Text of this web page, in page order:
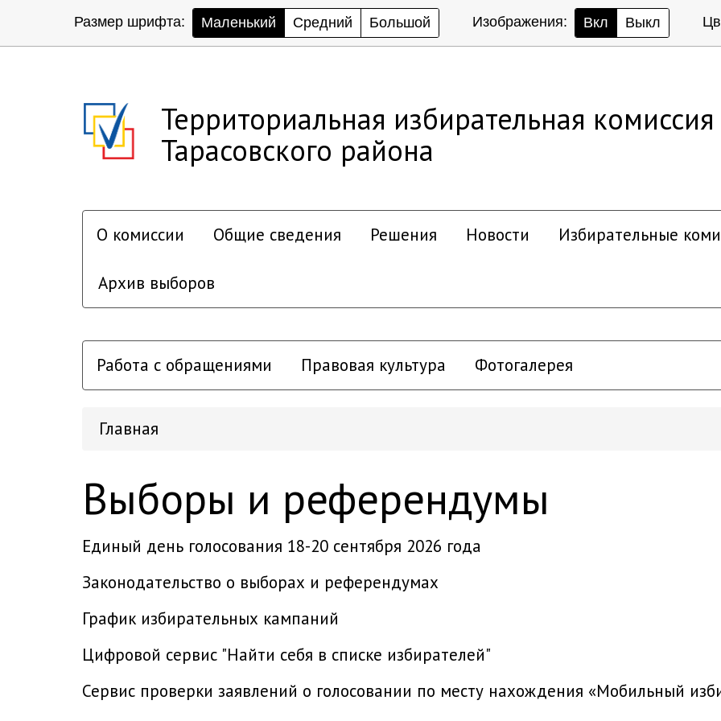
Размер шрифта: Маленький Средний Большой Изображения: Вкл Выкл
Территориальная избирательная комиссия
Тарасовского района
О комиссии Общие сведения Решения Новости Избирательные
Архив выборов
Работа с обращениями Правовая культура Фотогалерея
Главная
Выборы и референдумы
Единый день голосования 18-20 сентября 2026 года
Законодательство о выборах и референдумах
График избирательных кампаний
Цифровой сервис "Найти себя в списке избирателей"
Сервис проверки заявлений о голосовании по месту нахождения «Мобильный